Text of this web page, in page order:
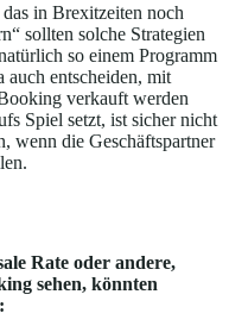
in Brexitzeiten noch
sollten solche Strategien
so einem Programm
auch entscheiden, mit
verkauft werden
Spiel setzt, ist sicher nicht
wenn die Geschäftspartner
Rate oder andere,
sehen, könnten